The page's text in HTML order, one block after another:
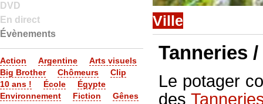
Ville
Tanneries
Le potager
des
DVD
En direct
Évènements
Action Argentine
Arts visuels
Big Brother
Chômeurs
Clip
10 ans !
École
Égypte
Environnement
Fiction
Gênes